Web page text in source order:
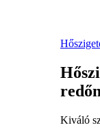
Kiváló